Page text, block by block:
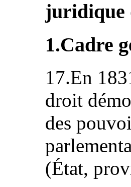
juridique
1.Cadre
17.En
droit
des
(État,